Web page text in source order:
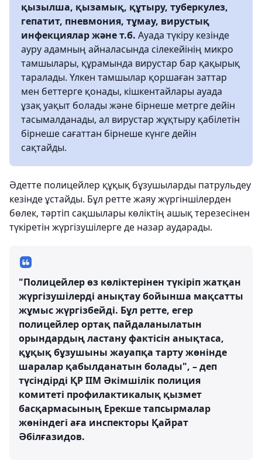
қызылша, қызамық, құтыру, туберкулез,
гепатит, пневмония, тұмау, вирустық
инфекциялар және т.б. Ауада түкіру кезінде
ауру адамның айналасында сілекейінің микро
тамшылары, құрамында вирустар бар қақырық
таралады. Үлкен тамшылар қоршаған заттар
мен беттерге қонады, кішкентайлары ауада
ұзақ уақыт болады және бірнеше метрге дейін
тасымалданады, ал вирустар жұқтыру қабілетін
бірнеше сағаттан бірнеше күнге дейін
сақтайды.
Әдетте полицейлер құқық бұзушыларды патрульдеу
кезінде ұстайды. Бұл ретте жаяу жүргіншілерден
бөлек, тәртіп сақшылары көліктің ашық терезесінен
түкіретін жүргізушілерге де назар аударады.
"Полицейлер өз көліктерінен түкіріп жатқан
жүргізушілерді анықтау бойынша мақсатты
жұмыс жүргізбейді. Бұл ретте, егер
полицейлер ортақ пайдаланылатын
орындардың ластану фактісін анықтаса,
құқық бұзушыны жауапқа тарту жөнінде
шаралар қабылданатын болады", – деп
түсіндірді ҚР ІІМ Әкімшілік полиция
комитеті профилактикалық қызмет
басқармасының Ерекше тапсырмалар
жөніндегі аға инспекторы Қайрат
Әбілғазидов.